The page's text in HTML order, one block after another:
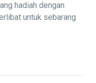
hadiah dengan
untuk sebarang